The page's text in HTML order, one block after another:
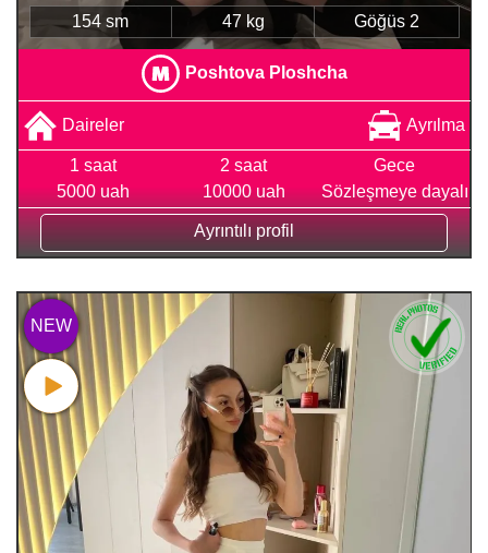
154 sm 47 kg Göğüs 2
Poshtova Ploshcha
Daireler Ayrılma
1 saat
5000 uah
2 saat
10000 uah
Gece
Sözleşmeye dayalı
Ayrıntılı profil
NEW